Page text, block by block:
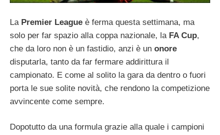
La Premier League è ferma questa settimana, ma
solo per far spazio alla coppa nazionale, la FA Cup,
che da loro non è un fastidio, anzi è un onore
disputarla, tanto da far fermare addirittura il
campionato. E come al solito la gara da dentro o fuori
porta le sue solite novità, che rendono la competizione
avvincente come sempre.
Dopotutto da una formula grazie alla quale i campioni